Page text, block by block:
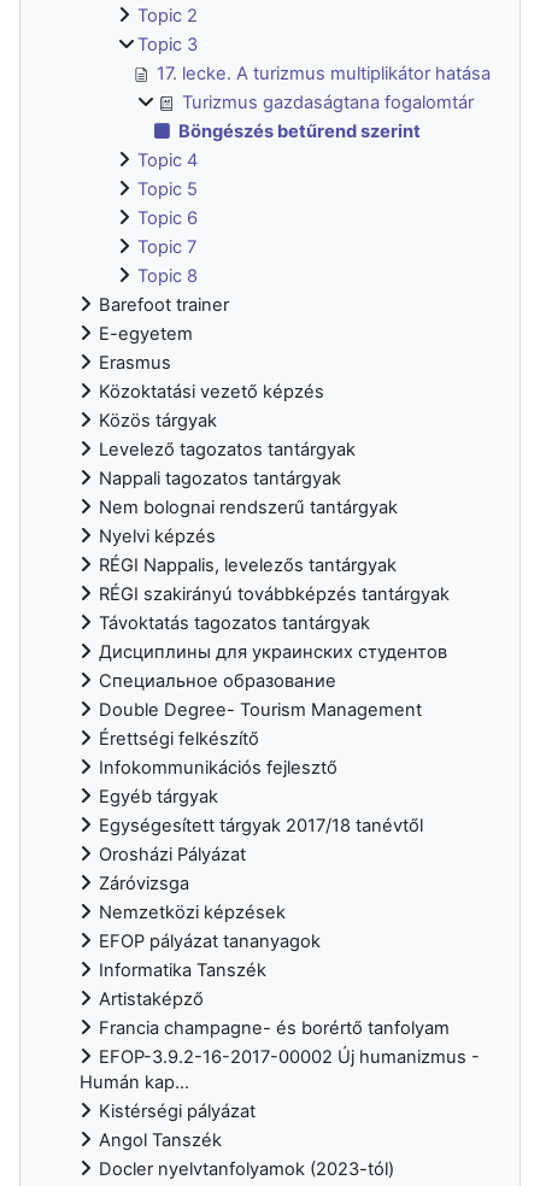
Topic 2
Topic 3
17. lecke. A turizmus multiplikátor hatása
Turizmus gazdaságtana fogalomtár
Böngészés betűrend szerint
Topic 4
Topic 5
Topic 6
Topic 7
Topic 8
Barefoot trainer
E-egyetem
Erasmus
Közoktatási vezető képzés
Közös tárgyak
Levelező tagozatos tantárgyak
Nappali tagozatos tantárgyak
Nem bolognai rendszerű tantárgyak
Nyelvi képzés
RÉGI Nappalis, levelezős tantárgyak
RÉGI szakirányú továbbképzés tantárgyak
Távoktatás tagozatos tantárgyak
Дисциплины для украинских студентов
Специальное образование
Double Degree- Tourism Management
Érettségi felkészítő
Infokommunikációs fejlesztő
Egyéb tárgyak
Egységesített tárgyak 2017/18 tanévtől
Orosházi Pályázat
Záróvizsga
Nemzetközi képzések
EFOP pályázat tananyagok
Informatika Tanszék
Artistaképző
Francia champagne- és borértő tanfolyam
EFOP-3.9.2-16-2017-00002 Új humanizmus -
Humán kap...
Kistérségi pályázat
Angol Tanszék
Docler nyelvtanfolyamok (2023-tól)